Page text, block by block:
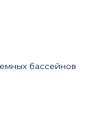
бассейнов